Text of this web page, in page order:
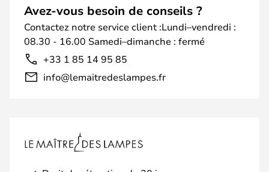
Avez-vous besoin de conseils ?
Contactez notre service client :Lundi–vendredi :
08.30 - 16.00 Samedi–dimanche : fermé
+33 1 85 14 95 85
info@lemaitredeslampes.fr